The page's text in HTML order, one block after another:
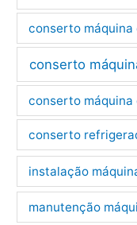
conserto máquina
conserto
conserto máquina
conserto
instalação
manutenção